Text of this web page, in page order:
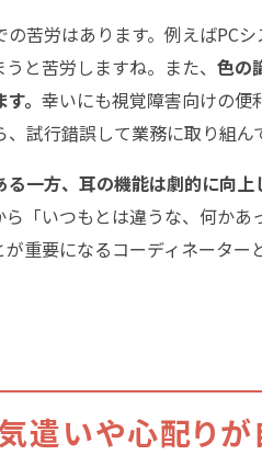
苦労はあります。例えばPC
と苦労しますね。また、色の
す。幸いにも視覚障害向けの便
試行錯誤して業務に取り組ん
一方、耳の機能は劇的に向上
「いつもとは違うな、何か
重要になるコーディネータ
遣いや心配り